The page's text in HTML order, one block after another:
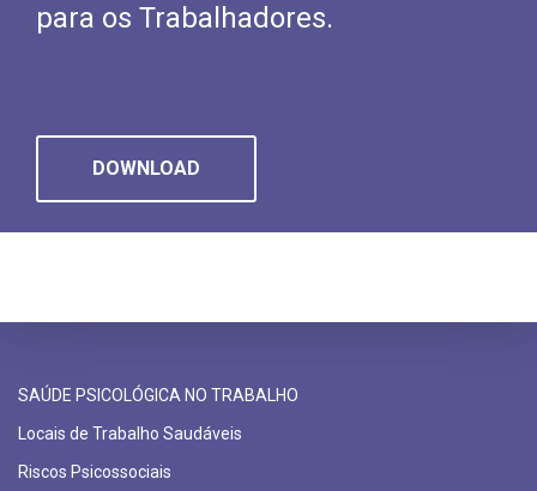
para os Trabalhadores.
DOWNLOAD
SAÚDE PSICOLÓGICA NO TRABALHO
Locais de Trabalho Saudáveis
Riscos Psicossociais